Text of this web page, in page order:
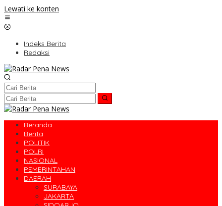
Lewati ke konten
Indeks Berita
Redaksi
Beranda
Berita
POLITIK
POLRI
NASIONAL
PEMERINTAHAN
DAERAH
SURABAYA
JAKARTA